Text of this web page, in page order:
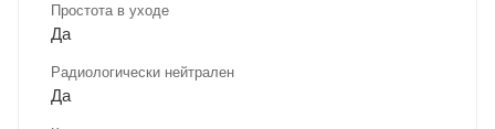
Простота в уходе
Да
Радиологически нейтрален
Да